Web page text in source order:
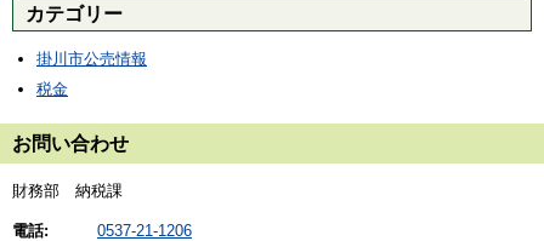
カテゴリー
掛川市公売情報
税金
お問い合わせ
財務部 納税課
電話: 0537-21-1206